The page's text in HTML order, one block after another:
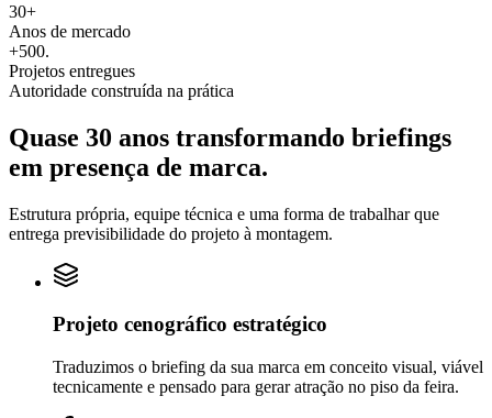
30+
Anos de mercado
+500.
Projetos entregues
Autoridade construída na prática
Quase 30 anos transformando briefings
em presença de marca.
Estrutura própria, equipe técnica e uma forma de trabalhar que
entrega previsibilidade do projeto à montagem.
Projeto cenográfico estratégico
Traduzimos o briefing da sua marca em conceito visual, viável
tecnicamente e pensado para gerar atração no piso da feira.